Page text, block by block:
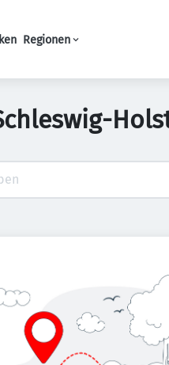
Regionen